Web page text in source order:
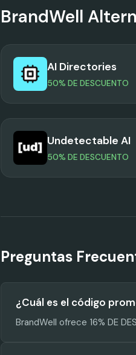
BrandWell
AI Directories
50% DE DESCUENTO
Undetectable AI
50% DE DESCUENTO
Preguntas
¿Cuál es el código
BrandWell ofrece 16% DE